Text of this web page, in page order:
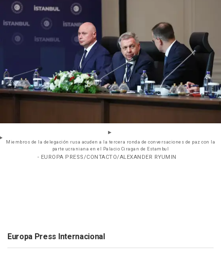
Miembros de la delegación rusa acuden a la tercera ronda de conversaciones de paz con la
parte ucraniana en el Palacio Ciragan de Estambul
- EUROPA PRESS/CONTACTO/ALEXANDER RYUMIN
Europa Press Internacional